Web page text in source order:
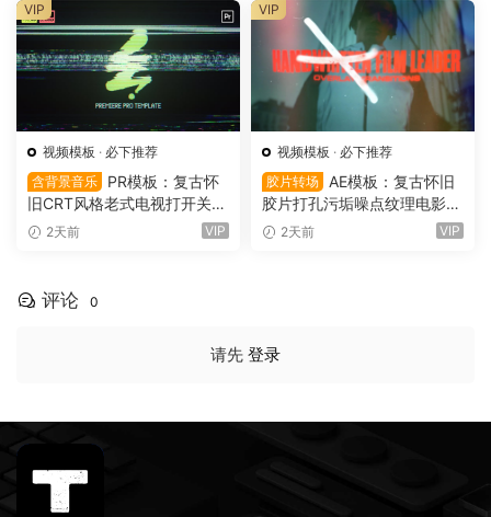
视频模板 · 必下推荐
含背景音乐
PR模板：复古怀
旧CRT风格老式电视打开关闭
LOGO动画展示（16151）
2天前 VIP
VIP
视频模板 · 必下推荐
胶片转场
AE模板：复古怀旧
胶片打孔污垢噪点纹理电影帧
叠加电影短片剪辑转场过渡
2天前 VIP
VIP
评论 0
请先 登录